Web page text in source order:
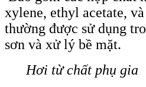
xylene, ethyl acetate,
thường được sử dụng
sơn và xử lý bề mặt.
Hơi từ chất phụ gia